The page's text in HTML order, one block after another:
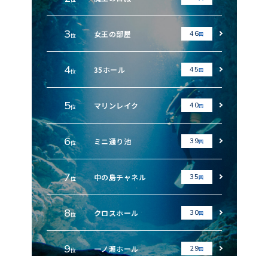
3位 女王の部屋 46回
4位 35ホール 45回
5位 マリンレイク 40回
6位 ミニ通り池 39回
7位 中の島チャネル 35回
8位 クロスホール 30回
9位 一ノ瀬ホール 29回